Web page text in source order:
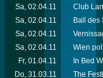
Sa, 02.04.11
Club
Sa, 02.04.11
Ball des
Sa, 02.04.11
Sa, 02.04.11
Wien
Fr, 01.04.11
In Bed
Do, 31.03.11
The